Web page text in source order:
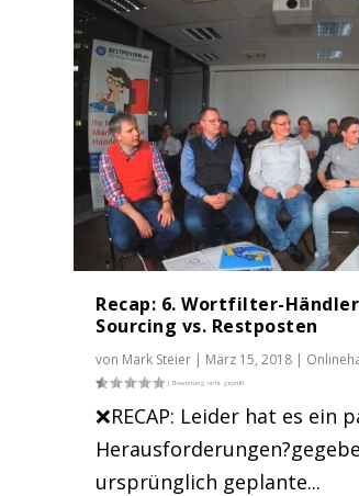
6. Wortfilter-Händler-
Recap: 6. Wortfilter-
Sourcing vs. Restposten
von Mark Steier | März 15, 2018 |
❌RECAP: Leider hat es ein
ursprünglich geplante...